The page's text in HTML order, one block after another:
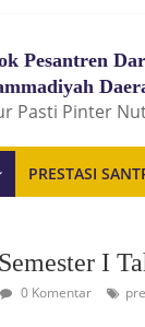
Pesantren
Pasti Pinter
PRESTASI
I
0 Komentar